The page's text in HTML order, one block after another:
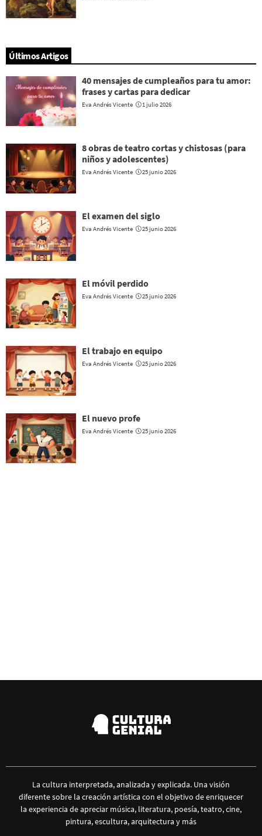
Últimos Artigos
40 mensajes de cumpleaños para tu amor:
frases y cartas para dedicar
Eva Andrés Vicente 1 julio 2026
8 obras de teatro cortas y chistosas (para
niños y adolescentes)
Eva Andrés Vicente 25 junio 2026
El examen del siglo
Eva Andrés Vicente 25 junio 2026
El móvil perdido
Eva Andrés Vicente 25 junio 2026
El trabajo en equipo
Eva Andrés Vicente 25 junio 2026
El nuevo profe
Eva Andrés Vicente 25 junio 2026
La cultura interpretada, analizada y explicada. Una visión
diferente sobre la creación artística con el objetivo de enriquecer
la experiencia de apreciar música, literatura, poesía, teatro, cine,
pintura, escultura, arquitectura y más